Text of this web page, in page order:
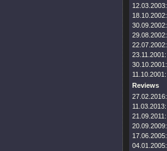
12.03.2003:
18.10.2002:
30.09.2002:
29.08.2002:
22.07.2002:
23.11.2001:
30.10.2001:
11.10.2001:
Reviews
27.02.2016:
11.03.2013:
21.09.2011:
20.09.2009:
17.06.2005:
04.01.2005: